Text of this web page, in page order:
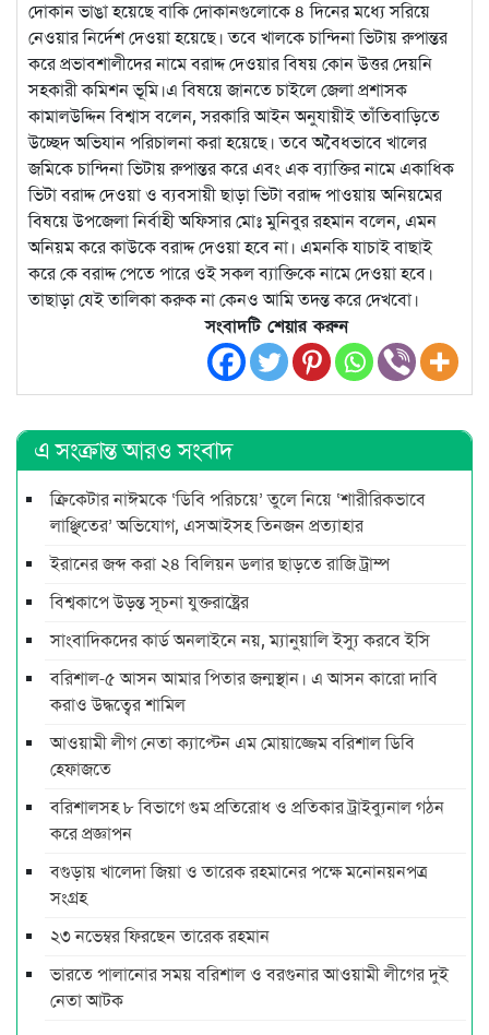
দোকান ভাঙা হয়েছে বাকি দোকানগুলোকে ৪ দিনের মধ্যে সরিয়ে
নেওয়ার নির্দেশ দেওয়া হয়েছে। তবে খালকে চান্দিনা ভিটায় রুপান্তর
করে প্রভাবশালীদের নামে বরাদ্দ দেওয়ার বিষয় কোন উত্তর দেয়নি
সহকারী কমিশন ভূমি।এ বিষয়ে জানতে চাইলে জেলা প্রশাসক
কামালউদ্দিন বিশ্বাস বলেন, সরকারি আইন অনুযায়ীই তাঁতিবাড়িতে
উচ্ছেদ অভিযান পরিচালনা করা হয়েছে। তবে অবৈধভাবে খালের
জমিকে চান্দিনা ভিটায় রুপান্তর করে এবং এক ব্যাক্তির নামে একাধিক
ভিটা বরাদ্দ দেওয়া ও ব্যবসায়ী ছাড়া ভিটা বরাদ্দ পাওয়ায় অনিয়মের
বিষয়ে উপজেলা নির্বাহী অফিসার মোঃ মুনিবুর রহমান বলেন, এমন
অনিয়ম করে কাউকে বরাদ্দ দেওয়া হবে না। এমনকি যাচাই বাছাই
করে কে বরাদ্দ পেতে পারে ওই সকল ব্যাক্তিকে নামে দেওয়া হবে।
তাছাড়া যেই তালিকা করুক না কেনও আমি তদন্ত করে দেখবো।
সংবাদটি শেয়ার করুন
এ সংক্রান্ত আরও সংবাদ
ক্রিকেটার নাঈমকে ‘ডিবি পরিচয়ে’ তুলে নিয়ে ‘শারীরিকভাবে
লাঞ্ছিতের’ অভিযোগ, এসআইসহ তিনজন প্রত্যাহার
ইরানের জব্দ করা ২৪ বিলিয়ন ডলার ছাড়তে রাজি ট্রাম্প
বিশ্বকাপে উড়ন্ত সূচনা যুক্তরাষ্ট্রের
সাংবাদিকদের কার্ড অনলাইনে নয়, ম্যানুয়ালি ইস্যু করবে ইসি
বরিশাল-৫ আসন আমার পিতার জন্মস্থান। এ আসন কারো দাবি
করাও উদ্ধত্বের শামিল
আওয়ামী লীগ নেতা ক্যাপ্টেন এম মোয়াজ্জেম বরিশাল ডিবি
হেফাজতে
বরিশালসহ ৮ বিভাগে গুম প্রতিরোধ ও প্রতিকার ট্রাইব্যুনাল গঠন
করে প্রজ্ঞাপন
বগুড়ায় খালেদা জিয়া ও তারেক রহমানের পক্ষে মনোনয়নপত্র
সংগ্রহ
২৩ নভেম্বর ফিরছেন তারেক রহমান
ভারতে পালানোর সময় ব‌রিশাল ও বরগুনার আওয়ামী লীগের দুই
নেতা আটক